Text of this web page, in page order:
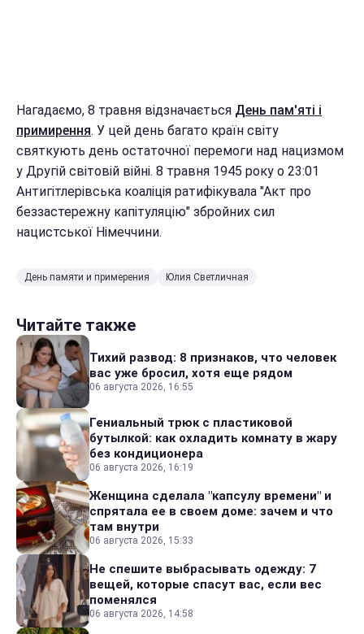
Нагадаємо, 8 травня відзначається День пам'яті і
примирення. У цей день багато країн світу
святкують день остаточної перемоги над нацизмом
у Другій світовій війні. 8 травня 1945 року о 23:01
Антигітлерівська коаліція ратифікувала "Акт про
беззастережну капітуляцію" збройних сил
нацистської Німеччини.
День памяти и примерения Юлия Светличная
Читайте также
Тихий развод: 8 признаков, что человек
вас уже бросил, хотя еще рядом
06 августа 2026, 16:55
Гениальный трюк с пластиковой
бутылкой: как охладить комнату в жару
без кондиционера
06 августа 2026, 16:19
Женщина сделала "капсулу времени" и
спрятала ее в своем доме: зачем и что
там внутри
06 августа 2026, 15:33
Не спешите выбрасывать одежду: 7
вещей, которые спасут вас, если вес
поменялся
06 августа 2026, 14:58